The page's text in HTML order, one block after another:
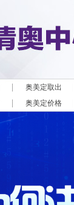
奥美定取出
奥美定价格